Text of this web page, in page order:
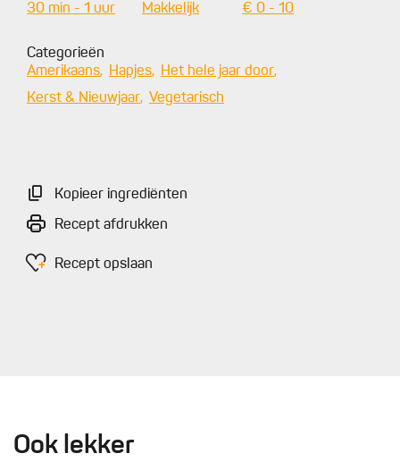
30 min - 1 uur
Makkelijk
€ 0 - 10
Categorieën
Amerikaans
Hapjes
Het hele jaar door
Kerst & Nieuwjaar
Vegetarisch
Kopieer ingrediënten
Recept afdrukken
Recept opslaan
Ook lekker